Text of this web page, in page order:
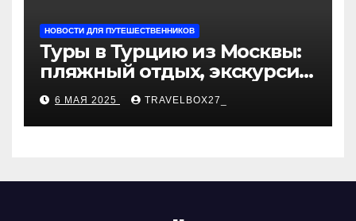
НОВОСТИ ДЛЯ ПУТЕШЕСТВЕННИКОВ
Туры в Турцию из Москвы:
пляжный отдых, экскурсии
и лучшие курорты
6 МАЯ 2025 TRAVELBOX27_